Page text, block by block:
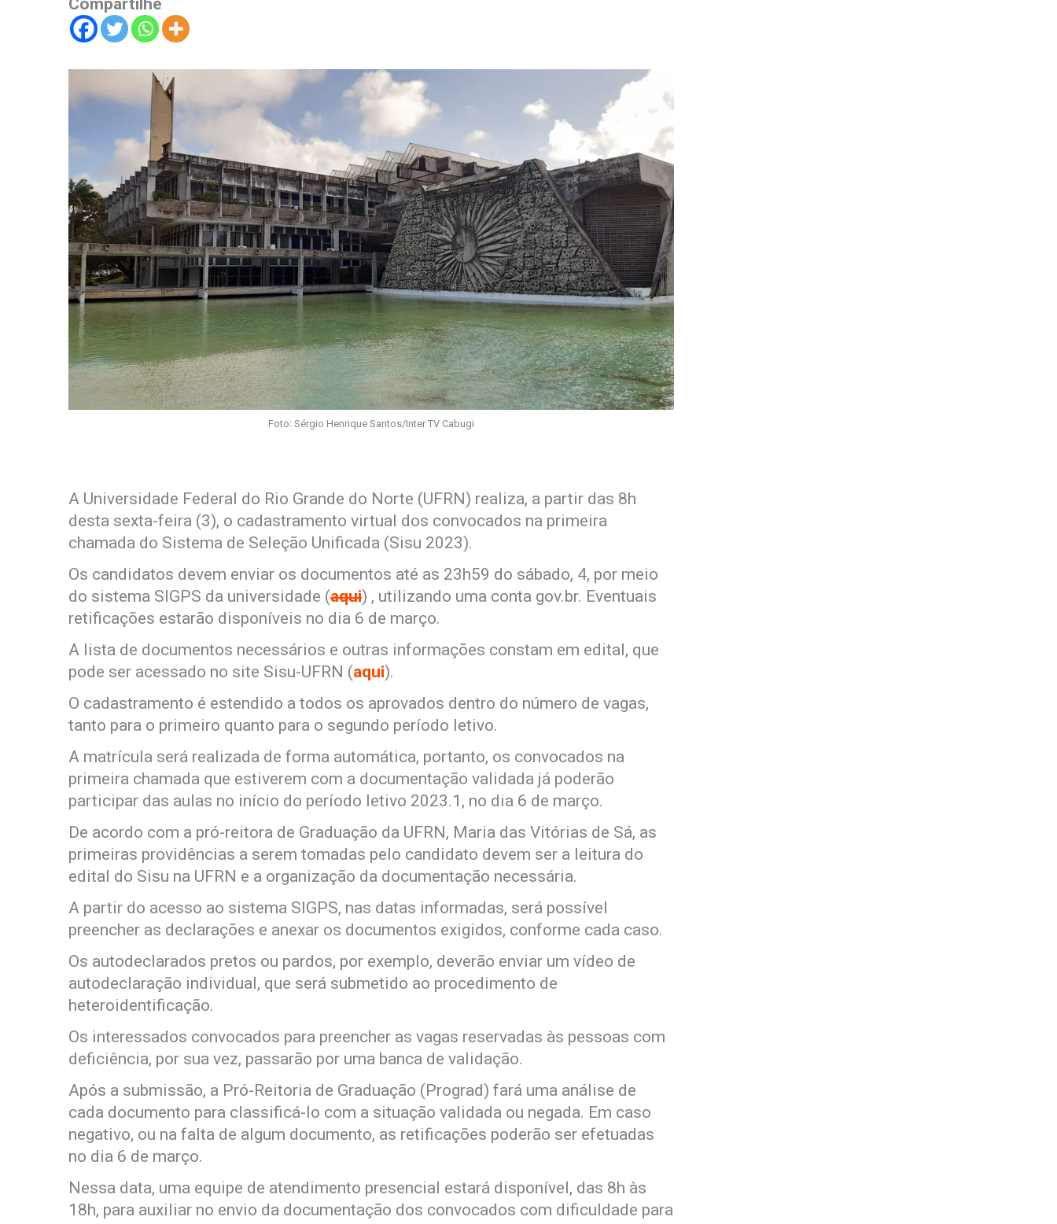
Compartilhe
Foto: Sérgio Henrique Santos/Inter TV Cabugi
A Universidade Federal do Rio Grande do Norte (UFRN) realiza, a partir das 8h
desta sexta-feira (3), o cadastramento virtual dos convocados na primeira
chamada do Sistema de Seleção Unificada (Sisu 2023).
Os candidatos devem enviar os documentos até as 23h59 do sábado, 4, por meio
do sistema SIGPS da universidade (aqui) , utilizando uma conta gov.br. Eventuais
retificações estarão disponíveis no dia 6 de março.
A lista de documentos necessários e outras informações constam em edital, que
pode ser acessado no site Sisu-UFRN (aqui).
O cadastramento é estendido a todos os aprovados dentro do número de vagas,
tanto para o primeiro quanto para o segundo período letivo.
A matrícula será realizada de forma automática, portanto, os convocados na
primeira chamada que estiverem com a documentação validada já poderão
participar das aulas no início do período letivo 2023.1, no dia 6 de março.
De acordo com a pró-reitora de Graduação da UFRN, Maria das Vitórias de Sá, as
primeiras providências a serem tomadas pelo candidato devem ser a leitura do
edital do Sisu na UFRN e a organização da documentação necessária.
A partir do acesso ao sistema SIGPS, nas datas informadas, será possível
preencher as declarações e anexar os documentos exigidos, conforme cada caso.
Os autodeclarados pretos ou pardos, por exemplo, deverão enviar um vídeo de
autodeclaração individual, que será submetido ao procedimento de
heteroidentificação.
Os interessados convocados para preencher as vagas reservadas às pessoas com
deficiência, por sua vez, passarão por uma banca de validação.
Após a submissão, a Pró-Reitoria de Graduação (Prograd) fará uma análise de
cada documento para classificá-lo com a situação validada ou negada. Em caso
negativo, ou na falta de algum documento, as retificações poderão ser efetuadas
no dia 6 de março.
Nessa data, uma equipe de atendimento presencial estará disponível, das 8h às
18h, para auxiliar no envio da documentação dos convocados com dificuldade para